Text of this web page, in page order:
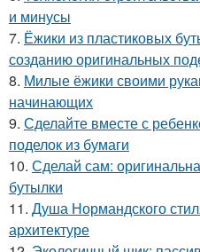
и минусы
7. Ёжики из пластиковых
созданию оригинальных
8. Милые ёжики своими
начинающих
9. Сделайте вместе с
поделок из бумаги
10. Сделай сам:
бутылки
11. Душа Нормандского
архитектуре